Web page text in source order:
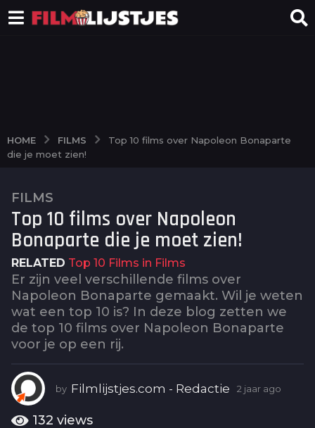
HOME FILMS
Top 10 films over Napoleon Bonaparte
die je moet zien!
2
j
a
a
r
a
g
o
2
j
a
r
a
FILMS
Top 10 films over Napoleon
Bonaparte die je moet zien!
RELATED Top 10 Films in Films
Er zijn veel verschillende films over
Napoleon Bonaparte gemaakt. Wil je weten
wat een top 10 is? In deze blog zetten we
de top 10 films over Napoleon Bonaparte
voor je op een rij.
by Filmlijstjes.com - Redactie 2 jaar ago
132 views